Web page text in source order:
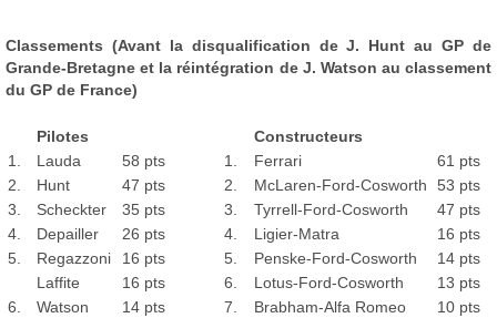
Classements (Avant la disqualification de J. Hunt au GP de
Grande-Bretagne et la réintégration de J. Watson au classement
du GP de France)
Pilotes
Constructeurs
1.
Lauda 58 pts 1. Ferrari
61 pts
2.
Hunt 47 pts 2. McLaren-Ford-Cosworth
53 pts
3.
Scheckter 35 pts 3. Tyrrell-Ford-Cosworth
47 pts
4.
Depailler 26 pts 4. Ligier-Matra
16 pts
5.
Regazzoni 16 pts 5. Penske-Ford-Cosworth
14 pts
Laffite
16 pts 6. Lotus-Ford-Cosworth
13 pts
6.
Watson 14 pts 7. Brabham-Alfa Romeo
10 pts